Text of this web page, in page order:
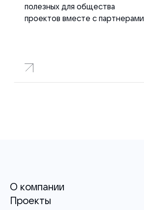
полезных для общества
проектов вместе с партнерами
О компании
Проекты